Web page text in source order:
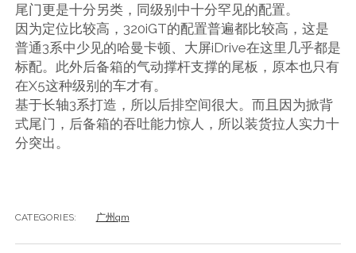
尾门更是十分另类，同级别中十分罕见的配置。
因为定位比较高，320iGT的配置普遍都比较高，这是
普通3系中少见的哈曼卡顿、大屏iDrive在这里几乎都是
标配。此外后备箱的气动撑杆支撑的尾板，原本也只有
在X5这种级别的车才有。
基于长轴3系打造，所以后排空间很大。而且因为掀背
式尾门，后备箱的吞吐能力惊人，所以装货拉人实力十
分突出。
CATEGORIES: 广州qm